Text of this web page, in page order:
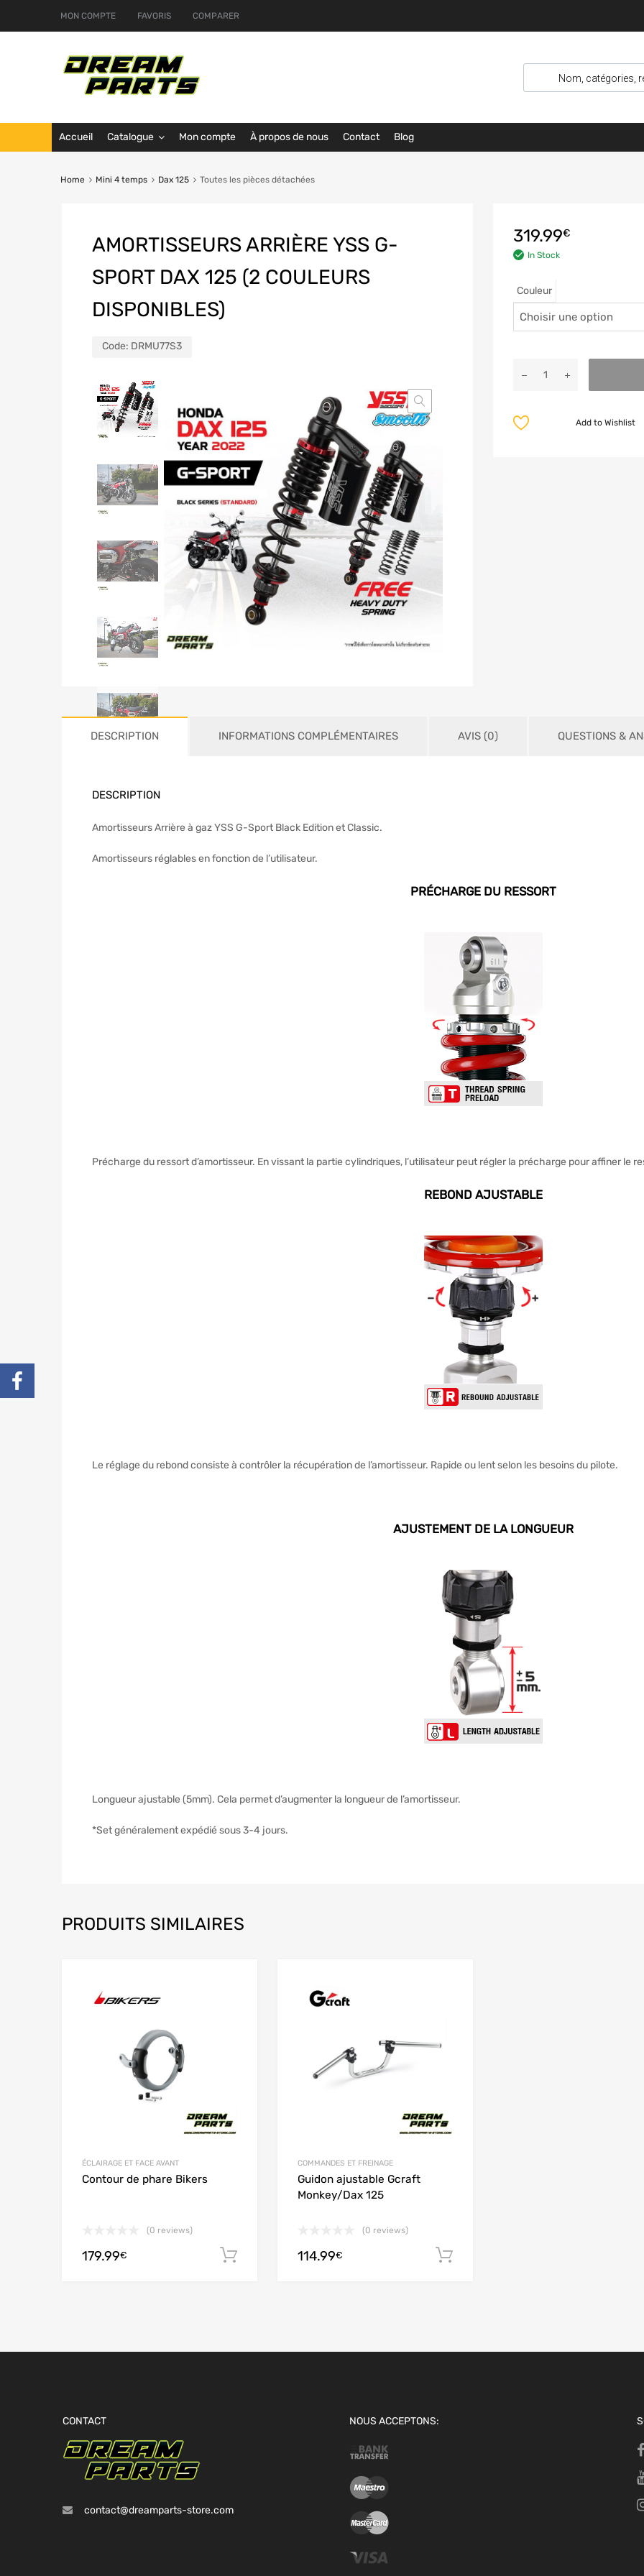
MON COMPTE FAVORIS COMPARER
Accueil Catalogue Mon compte À propos de nous Contact Blog
Home Mini 4 temps Dax 125 Toutes les pièces détachées
AMORTISSEURS ARRIÈRE YSS G-
SPORT DAX 125 (2 COULEURS
DISPONIBLES)
Code: DRMU77S3
319.99€
In Stock
Couleur
Add to Wishlist
DESCRIPTION INFORMATIONS COMPLÉMENTAIRES AVIS (0) QUESTIONS &
DESCRIPTION
Amortisseurs Arrière à gaz YSS G-Sport Black Edition et Classic.
Amortisseurs réglables en fonction de l’utilisateur.
PRÉCHARGE DU RESSORT
Précharge du ressort d’amortisseur. En vissant la partie cylindriques, l’utilisateur peut régler la précharge pour affiner le
REBOND AJUSTABLE
Le réglage du rebond consiste à contrôler la récupération de l’amortisseur. Rapide ou lent selon les besoins du pilote.
AJUSTEMENT DE LA LONGUEUR
Longueur ajustable (5mm). Cela permet d’augmenter la longueur de l’amortisseur.
*Set généralement expédié sous 3-4 jours.
PRODUITS SIMILAIRES
ÉCLAIRAGE ET FACE AVANT
Contour de phare Bikers
(0 reviews)
179.99€ Ajouter au panier
COMMANDES ET FREINAGE
Guidon ajustable Gcraft
Monkey/Dax 125
(0 reviews)
114.99€
CONTACT
contact@dreamparts-store.com
NOUS ACCEPTONS: